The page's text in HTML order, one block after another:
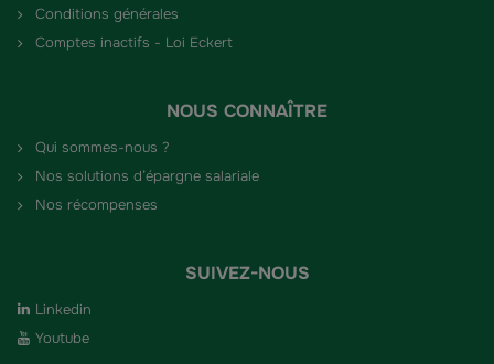
Conditions générales
Comptes inactifs - Loi Eckert
NOUS CONNAÎTRE
Qui sommes-nous ?
Nos solutions d’épargne salariale
Nos récompenses
SUIVEZ-NOUS
Linkedin
Youtube